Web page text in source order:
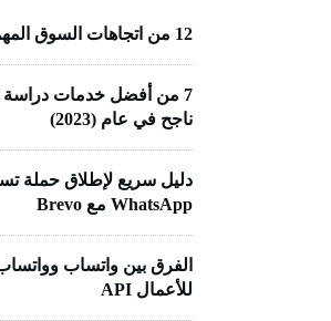
12 من اتجاهات السوق المهمة لعام 2023
7 من أفضل خدمات
ناجح في عام (2023)
دليل سريع لإطلاق حملة
WhatsApp مع Brevo
الفرق بين واتساب
للأعمال API